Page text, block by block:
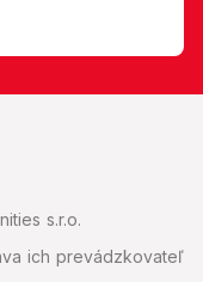
s.r.o.
ich prevádzkovateľ